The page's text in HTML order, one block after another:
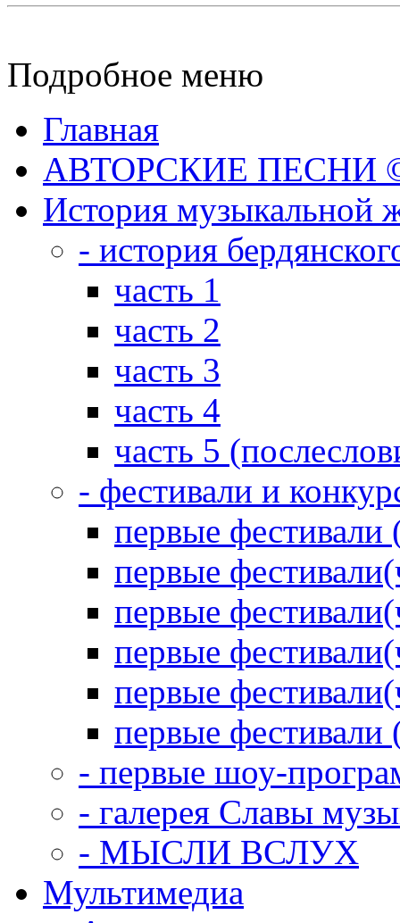
Подробное меню
Главная
АВТОРСКИЕ ПЕСНИ ©
История музыкальной
- история
часть 1
часть 2
часть 3
часть 4
часть 5
- фестивали и
первые фестивали
первые
первые
первые
первые
первые фестивали
- первые шоу-
- галерея Славы
- МЫСЛИ ВСЛУХ
Мультимедиа